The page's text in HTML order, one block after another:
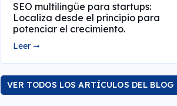
SEO multilingüe para startups:
Localiza desde el principio para
potenciar el crecimiento.
Leer ➞
VER TODOS LOS ARTÍCULOS DEL BLOG